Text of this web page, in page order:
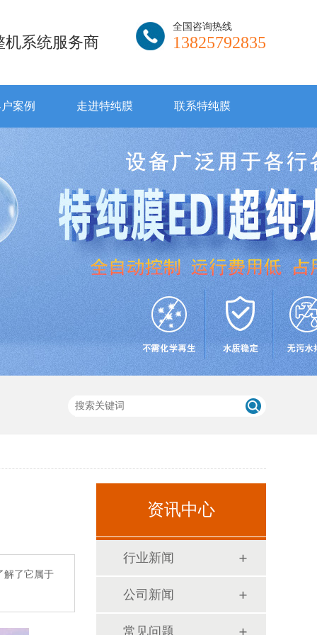
机系统服务商
全国咨询热线
13825792835
案例 走进特纯膜 联系特纯膜
解了它属于
资讯中心
行业新闻
公司新闻
常见问题